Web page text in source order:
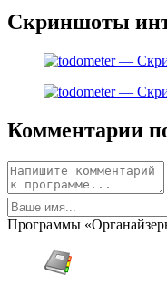
Скриншоты
Комментарии
Программы